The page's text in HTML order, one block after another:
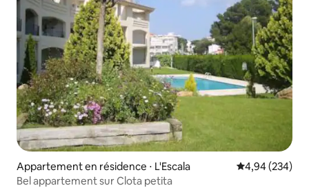
Appartement en résidence ⋅ L'Escala Évaluation
4,94 (234)
Bel appartement sur Clota petita